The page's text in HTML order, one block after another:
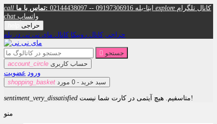
call تماس با ما: 02144438097 -- 09197306916 ایتا-بله explore کانال تلگرام
chat واتساپ
حراجی
حراجی کانال روبیکا کانال مای نی نی در بله
 جستجو
account_circle حساب کاربری
ورود عضویت
shopping_basket سبد خرید - 0 مورد
sentiment_very_dissatisfied
متاسفیم. هیچ آیتمی در کارت شما نیست!
منو